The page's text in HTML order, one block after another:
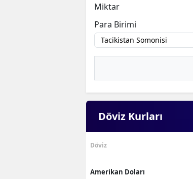
Miktar
Para Birimi
Döviz Kurları
Döviz
Amerikan Doları